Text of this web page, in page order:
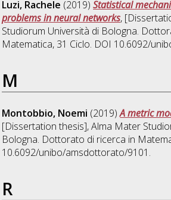
Luzi, Rachele (2019)Statistical
problems in neural networks,
Studiorum Università di Bologna.
Matematica, 31 Ciclo. DOI 10.6092/
M
Montobbio, Noemi (2019)A metric
[Dissertation thesis], Alma Mater
Bologna. Dottorato di ricerca in
10.6092/unibo/amsdottorato/9101.
R